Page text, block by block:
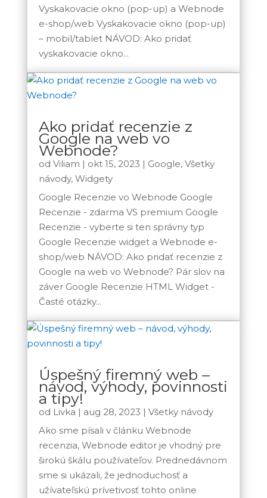
Vyskakovacie okno (pop-up) a Webnode
e-shop/web Vyskakovacie okno (pop-up)
– mobil/tablet NÁVOD: Ako pridať
vyskakovacie okno...
Ako pridať recenzie z
Google na web vo
Webnode?
od Viliam | okt 15, 2023 | Google, Všetky
návody, Widgety
Google Recenzie vo Webnode Google
Recenzie - zdarma VS premium Google
Recenzie - vyberte si ten správny typ
Google Recenzie widget a Webnode e-
shop/web NÁVOD: Ako pridať recenzie z
Google na web vo Webnode? Pár slov na
záver Google Recenzie HTML Widget -
Časté otázky...
Úspešný firemný web –
návod, výhody, povinnosti
a tipy!
od Livka | aug 28, 2023 | Všetky návody
Ako sme písali v článku Webnode
recenzia, Webnode editor je vhodný pre
širokú škálu používateľov. Prednedávnom
sme si ukázali, že jednoduchosť a
užívateľskú prívetivosť tohto online